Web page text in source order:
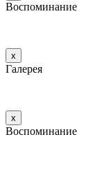
Воспоминание
х
Галерея
х
Воспоминание